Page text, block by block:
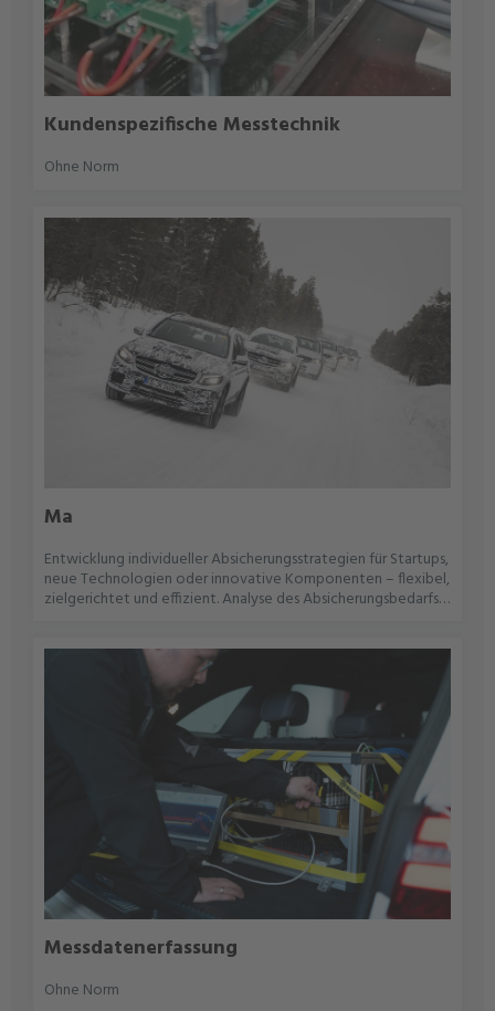
Kundenspezifische Messtechnik
Ohne Norm
Ma
Entwicklung individueller Absicherungsstrategien für Startups,
neue Technologien oder innovative Komponenten – flexibel,
zielgerichtet und effizient. Analyse des Absicherungsbedarfs
abgestimmtem Umfang und BudgetAuswahl geeigneter
Prüfmethoden, -orte und -partnerBegleitung des Kunden
durch alle Absicherungsphasen bis zur SerienfreigabeFlexibles
Skalieren des Konzepts bei Projektänderungen oder neuen
Messdatenerfassung
Ohne Norm